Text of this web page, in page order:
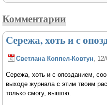
Комментарии
Сережа, хоть и с
Светлана Коппел-Ковтун,
Сережа, хоть и с опозданием,
выходе журнала с этим твоим
только смогу, вышлю.